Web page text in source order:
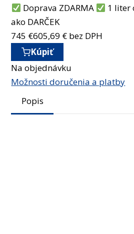
Doprava ZDARMA
1 liter
ako DARČEK
745 €605,69 € bez DPH
Kúpiť
Na objednávku
Možnosti doručenia a platby
Popis